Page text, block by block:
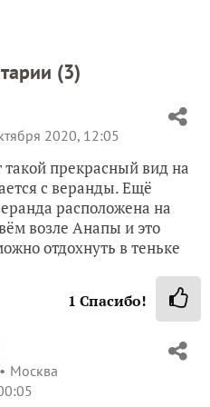
(3)
2020, 12:05
такой прекрасный вид на
с веранды. Ещё
расположена на
возле Анапы и это
отдохнуть в теньке
1 Спасибо!
Москва